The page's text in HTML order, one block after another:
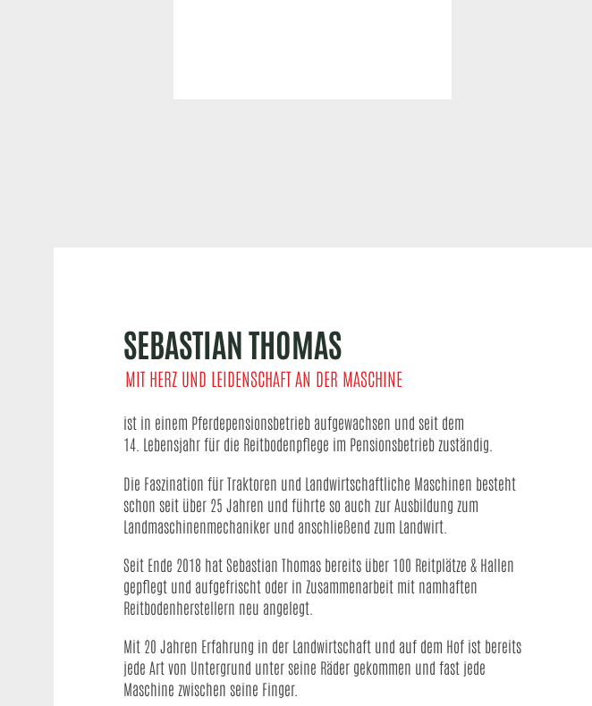
SEBASTIAN THOMAS
MIT HERZ UND LEIDENSCHAFT AN DER MASCHINE
ist in einem Pferdepensionsbetrieb aufgewachsen und seit dem
14. Lebensjahr für die Reitbodenpflege im Pensionsbetrieb zuständig.
Die Faszination für Traktoren und Landwirtschaftliche Maschinen besteht
schon seit über 25 Jahren und führte so auch zurAusbildung zum
Landmaschinenmechaniker und anschließend zum Landwirt.
Seit Ende 2018 hat Sebastian Thomas bereits über 100 Reitplätze & Hallen
gepflegt und aufgefrischt oder in Zusammenarbeit mit namhaften
Reitbodenherstellern neu angelegt.
Mit 20 Jahren Erfahrung in der Landwirtschaft und auf dem Hof ist bereits
jede Art von Untergrund unter seine Räder gekommen und fast jede
Maschine zwischen seine Finger.